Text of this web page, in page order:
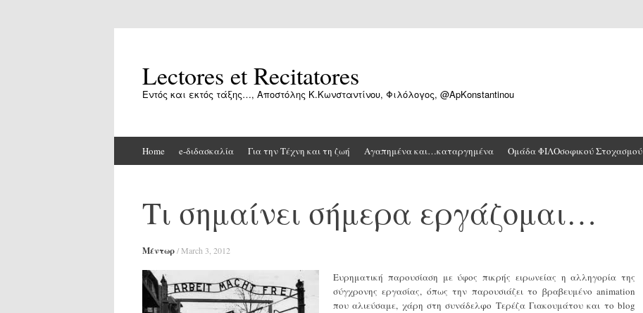
Lectores et Recitatores
Εντός και εκτός τάξης…, Αποστόλης Κ.Κωνσταντίνου, Φιλόλογος, @ApKonstantinou
to
Home e-διδασκαλία Για την Τέχνη και τη ζωή Αγαπημένα και…καταργημένα Ομάδα ΦΙΛΟσοφικού Στοχασμού
Τι σημαίνει σήμερα εργάζομαι…
Μέντωρ/ March 3, 2012
Ευρηματική παρουσίαση με ύφος πικρής ειρωνείας η αλληγορία της
σύγχρονης εργασίας, όπως την παρουσιάζει το βραβευμένο animation
που αλιεύσαμε, χάρη στη συνάδελφο Τερέζα Γιακουμάτου και το blog